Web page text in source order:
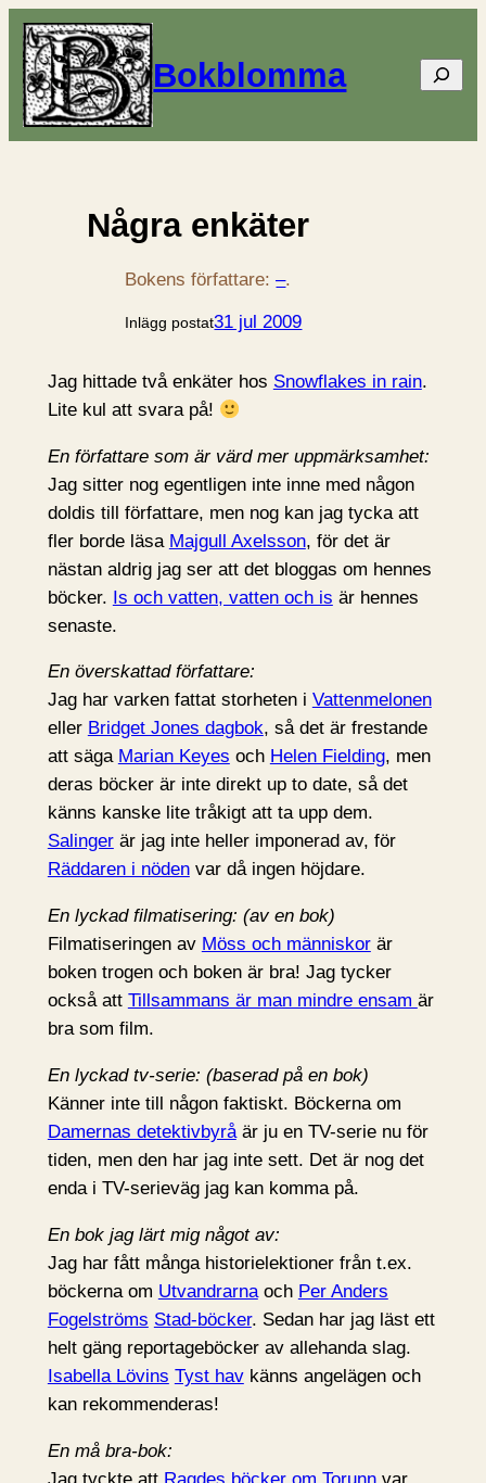
Bokblomma Sök
Några enkäter
Bokens författare:–.
Inlägg postat31 jul 2009
Jag hittade två enkäter hos Snowflakes in rain.
Lite kul att svara på!
En författare som är värd mer uppmärksamhet:
Jag sitter nog egentligen inte inne med någon
doldis till författare, men nog kan jag tycka att
fler borde läsa Majgull Axelsson, för det är
nästan aldrig jag ser att det bloggas om hennes
böcker. Is och vatten, vatten och is är hennes
senaste.
En överskattad författare:
Jag har varken fattat storheten i Vattenmelonen
eller Bridget Jones dagbok, så det är frestande
att säga Marian Keyes och Helen Fielding, men
deras böcker är inte direkt up to date, så det
känns kanske lite tråkigt att ta upp dem.
Salingerär jag inte heller imponerad av, för
Räddaren i nödenvar då ingen höjdare.
En lyckad filmatisering: (av en bok)
Filmatiseringen av Möss och människorär
boken trogen och boken är bra! Jag tycker
också att Tillsammans är man mindre ensam är
bra som film.
En lyckad tv-serie: (baserad på en bok)
Känner inte till någon faktiskt. Böckerna om
Damernas detektivbyråär ju en TV-serie nu för
tiden, men den har jag inte sett. Det är nog det
enda i TV-serieväg jag kan komma på.
En bok jag lärt mig något av:
Jag har fått många historielektioner från t.ex.
böckerna om Utvandrarnaoch Per Anders
Fogelströms Stad-böcker. Sedan har jag läst ett
helt gäng reportageböcker av allehanda slag.
Isabella Lövins Tyst havkänns angelägen och
kan rekommenderas!
En må bra-bok:
Jag tyckte att Ragdes böcker om Torunnvar